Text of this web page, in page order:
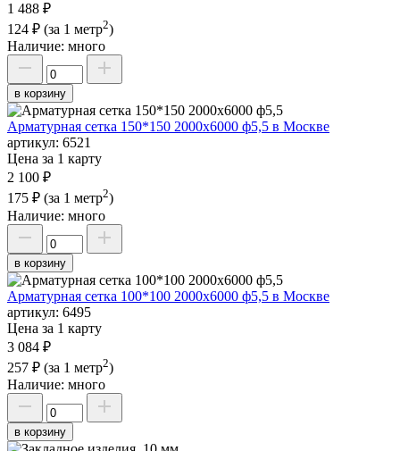
1 488 ₽
124 ₽ (за 1 метр2)
Наличие: много
в корзину
Арматурная сетка 150*150 2000х6000 ф5,5 в Москве
артикул: 6521
Цена за 1 карту
2 100 ₽
175 ₽ (за 1 метр2)
Наличие: много
в корзину
Арматурная сетка 100*100 2000х6000 ф5,5 в Москве
артикул: 6495
Цена за 1 карту
3 084 ₽
257 ₽ (за 1 метр2)
Наличие: много
в корзину